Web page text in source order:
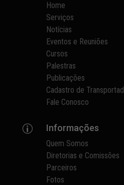
Home
Serviços
Notícias
Eventos e Reuniões
Cursos
Palestras
Publicações
Cadastro de
Fale Conosco
p Informações
Quem Somos
Diretorias e Comissões
Parceiros
Fotos